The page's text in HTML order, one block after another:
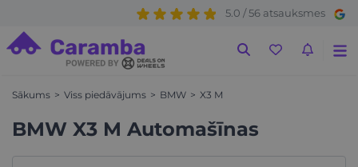
5.0 / 56 atsauksmes
Sākums Viss piedāvājums BMW X3 M
BMW X3 M Automašīnas